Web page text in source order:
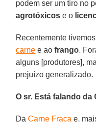
podem ser um tiro no
agrotóxicos e o
Recentemente
carne e aofrango.
alguns [produtores],
prejuízo generalizado.
O sr. Está falando da
DaCarne Fraca e,